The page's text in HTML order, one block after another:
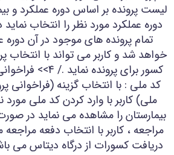
لیست پرونده بر اساس دوره عملکرد و
دوره عملکرد مورد نظر را انتخاب
تمام پرونده های موجود در آن دوره
خواهد شد و کاربر می تواند با انتخاب
کسور برای
کد ملی : با انتخاب گزینه
ملی) کاربر با وارد کردن کد ملی مورد
بیمارستان را مشاهده می نماید در
مراجعه ، کاربر با انتخاب دفعه
دریافت کسورات از درگاه دیتاس می